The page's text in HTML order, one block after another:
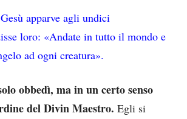
apparve agli undici
loro: «Andate in tutto il mondo e
ad ogni creatura».
obbedì, ma in un certo senso
del Divin Maestro. Egli si